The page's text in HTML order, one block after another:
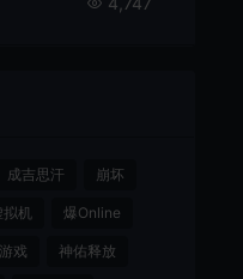
成吉思汗 崩坏
拟机 爆Online
戏 神佑释放